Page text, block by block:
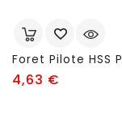
Foret Pilote HSS
4,63 €